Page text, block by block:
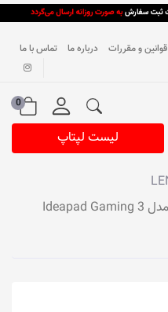
قوانین و مقررات درباره ما تماس با ما
0
لیست لپتاپ
لپ تاپ گیمینگ 15.6 اینچ لنوو مدل Ideapad Gaming 3